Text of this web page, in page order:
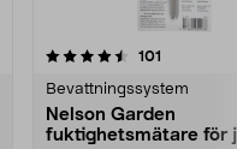
101
Bevattningssystem
Nelson Garden
fuktighetsmätare för
4.0 av 5 stjärnor